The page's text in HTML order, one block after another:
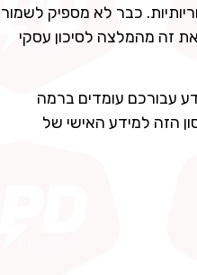
כבר לא מספיק לשמור
זה מהמלצה לסיכון עסקי
עבורכם עומדים ברמה
הזה למידע האישי של